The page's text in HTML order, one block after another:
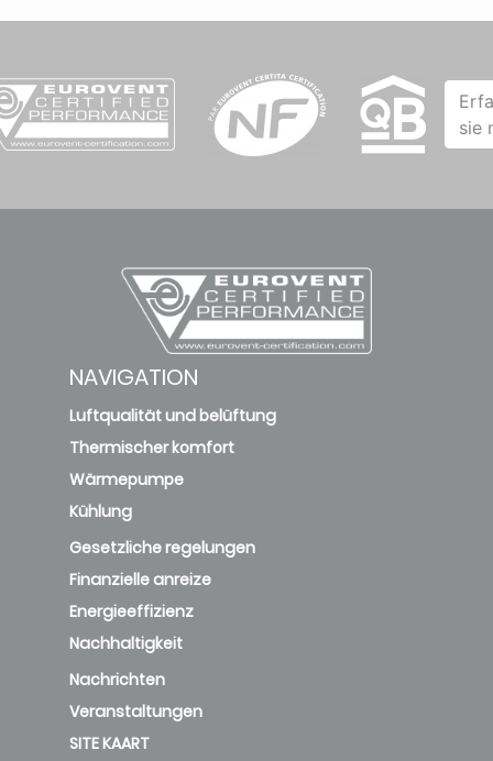
sie
NAVIGATION
Luftqualität und belüftung
Thermischer komfort
Wärmepumpe
Kühlung
Gesetzliche regelungen
Finanzielle anreize
Energieeffizienz
Nachhaltigkeit
Nachrichten
Veranstaltungen
SITE KAART